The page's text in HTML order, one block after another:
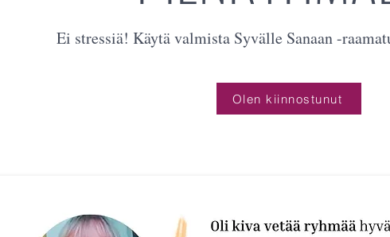
Ei stressiä! Käytä valmista Syvälle Sanaan -
Olen kiinnostunut